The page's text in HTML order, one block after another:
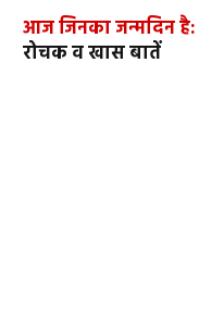
आज जिनका जन्मदिन है:
रोचक व खास बातें